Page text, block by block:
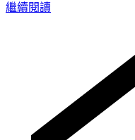
繼續閱讀